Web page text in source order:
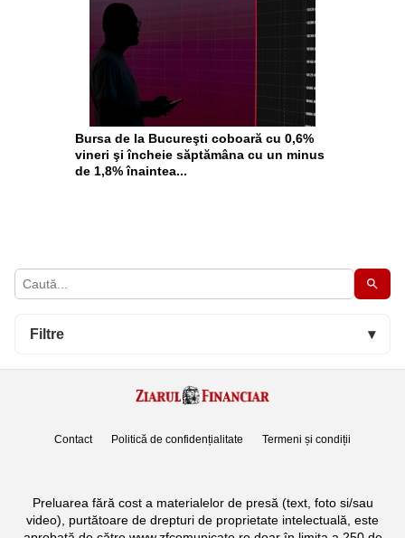
Filtre ▾
Bursa de la Bucureşti coboară cu 0,6%
vineri şi încheie săptămâna cu un minus
de 1,8% înaintea...
Contact Politică de confidențialitate Termeni și condiții
Preluarea fără cost a materialelor de presă (text, foto si/sau
video), purtătoare de drepturi de proprietate intelectuală, este